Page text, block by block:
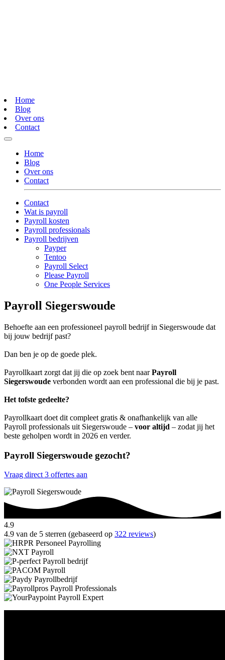
Home
Blog
Over ons
Contact
Home
Blog
Over ons
Contact
Contact
Wat is payroll
Payroll kosten
Payroll professionals
Payroll bedrijven
Payper
Tentoo
Payroll Select
Please Payroll
One People Services
Payroll Siegerswoude
Behoefte aan een professioneel payroll bedrijf in Siegerswoude dat
bij jouw bedrijf past?
Dan ben je op de goede plek.
Payrollkaart zorgt dat jij die op zoek bent naarPayroll
Siegerswoude verbonden wordt aan een professional die bij je past.
Het tofste gedeelte?
Payrollkaart doet dit compleet gratis & onafhankelijk van alle
Payroll professionals uit Siegerswoude – voor altijd – zodat jij het
beste geholpen wordt in 2026 en verder.
Payroll Siegerswoude gezocht?
Vraag direct 3 offertes aan
4.9
4.9 van de 5 sterren (gebaseerd op 322 reviews)